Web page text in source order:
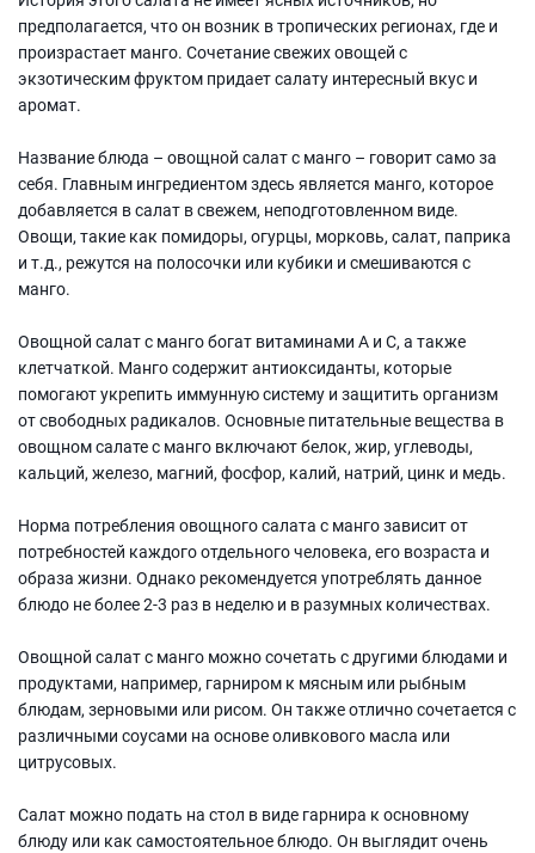
предполагается, что он возник в тропических регионах, где и
произрастает манго. Сочетание свежих овощей с
экзотическим фруктом придает салату интересный вкус и
аромат.
Название блюда – овощной салат с манго – говорит само за
себя. Главным ингредиентом здесь является манго, которое
добавляется в салат в свежем, неподготовленном виде.
Овощи, такие как помидоры, огурцы, морковь, салат, паприка
и т.д., режутся на полосочки или кубики и смешиваются с
манго.
Овощной салат с манго богат витаминами А и С, а также
клетчаткой. Манго содержит антиоксиданты, которые
помогают укрепить иммунную систему и защитить организм
от свободных радикалов. Основные питательные вещества в
овощном салате с манго включают белок, жир, углеводы,
кальций, железо, магний, фосфор, калий, натрий, цинк и медь.
Норма потребления овощного салата с манго зависит от
потребностей каждого отдельного человека, его возраста и
образа жизни. Однако рекомендуется употреблять данное
блюдо не более 2-3 раз в неделю и в разумных количествах.
Овощной салат с манго можно сочетать с другими блюдами и
продуктами, например, гарниром к мясным или рыбным
блюдам, зерновыми или рисом. Он также отлично сочетается с
различными соусами на основе оливкового масла или
цитрусовых.
Салат можно подать на стол в виде гарнира к основному
блюду или как самостоятельное блюдо. Он выглядит очень